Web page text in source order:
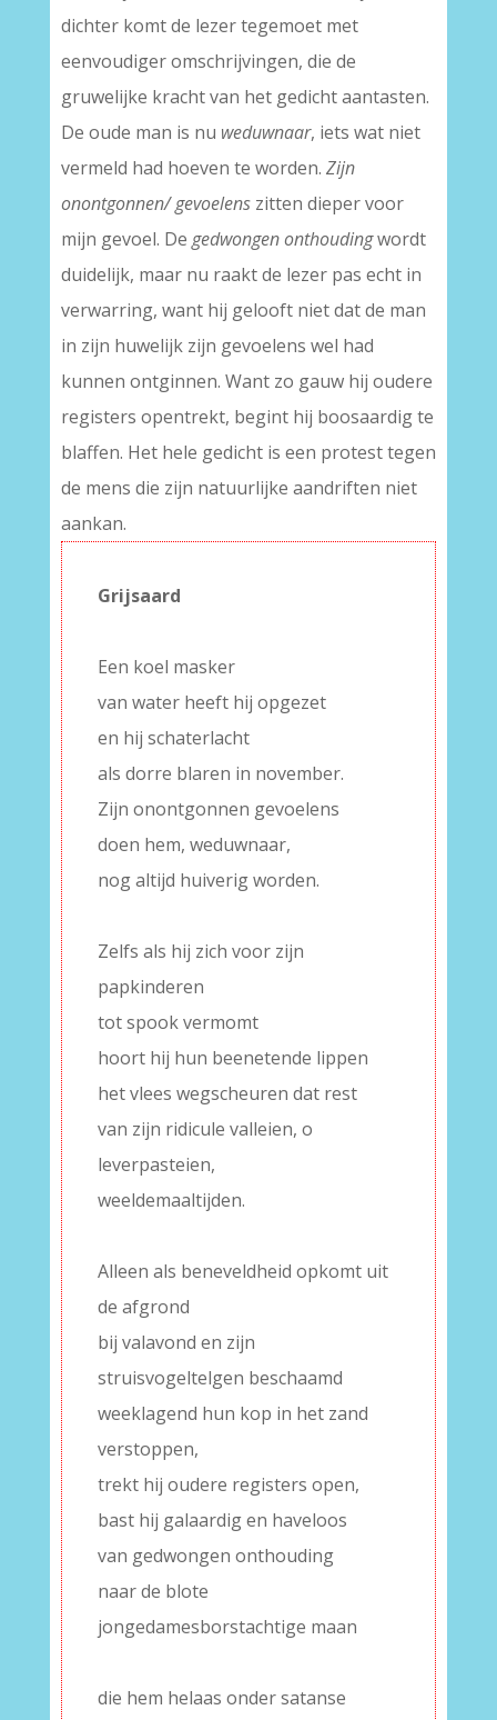
dichter komt de lezer tegemoet met
eenvoudiger omschrijvingen, die de
gruwelijke kracht van het gedicht aantasten.
De oude man is nu weduwnaar, iets wat niet
vermeld had hoeven te worden. Zijn
onontgonnen/ gevoelenszitten dieper voor
mijn gevoel. De gedwongen onthoudingwordt
duidelijk, maar nu raakt de lezer pas echt in
verwarring, want hij gelooft niet dat de man
in zijn huwelijk zijn gevoelens wel had
kunnen ontginnen. Want zo gauw hij oudere
registers opentrekt, begint hij boosaardig te
blaffen. Het hele gedicht is een protest tegen
de mens die zijn natuurlijke aandriften niet
aankan.
Grijsaard
Een koel masker
van water heeft hij opgezet
en hij schaterlacht
als dorre blaren in november.
Zijn onontgonnen gevoelens
doen hem, weduwnaar,
nog altijd huiverig worden.
Zelfs als hij zich voor zijn
papkinderen
tot spook vermomt
hoort hij hun beenetende lippen
het vlees wegscheuren dat rest
van zijn ridicule valleien, o
leverpasteien,
weeldemaaltijden.
Alleen als beneveldheid opkomt uit
de afgrond
bij valavond en zijn
struisvogeltelgen beschaamd
weeklagend hun kop in het zand
verstoppen,
trekt hij oudere registers open,
bast hij galaardig en haveloos
van gedwongen onthouding
naar de blote
jongedamesborstachtige maan
die hem helaas onder satanse